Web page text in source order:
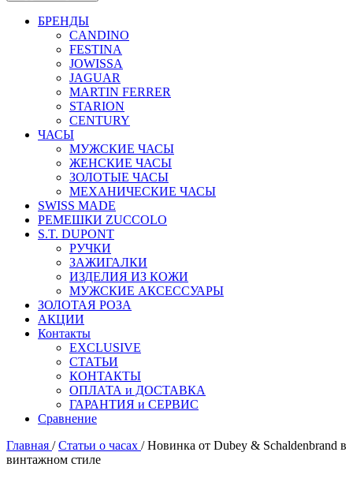
БРЕНДЫ
CANDINO
FESTINA
JOWISSA
JAGUAR
MARTIN FERRER
STARION
CENTURY
ЧАСЫ
МУЖСКИЕ ЧАСЫ
ЖЕНСКИЕ ЧАСЫ
ЗОЛОТЫЕ ЧАСЫ
МЕХАНИЧЕСКИЕ ЧАСЫ
SWISS MADE
РЕМЕШКИ ZUCCOLO
S.T. DUPONT
РУЧКИ
ЗАЖИГАЛКИ
ИЗДЕЛИЯ ИЗ КОЖИ
МУЖСКИЕ АКСЕССУАРЫ
ЗОЛОТАЯ РОЗА
АКЦИИ
Контакты
EXCLUSIVE
СТАТЬИ
КОНТАКТЫ
ОПЛАТА и ДОСТАВКА
ГАРАНТИЯ и СЕРВИС
Сравнение
Главная /Статьи о часах / Новинка от Dubey & Schaldenbrand в
винтажном стиле